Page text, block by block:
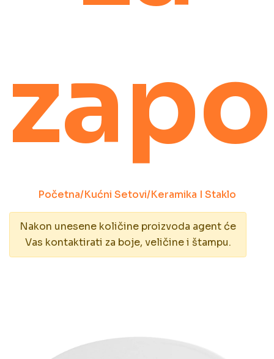
Početna/Kućni Setovi/Keramika I Staklo
Nakon unesene količine proizvoda agent će
Vas kontaktirati za boje, veličine i štampu.